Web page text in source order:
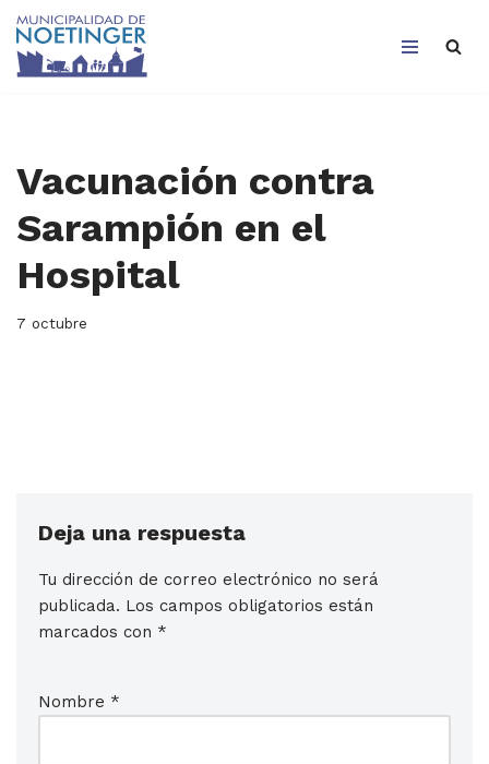
Saltar
Vacunación contra
Sarampión en el
Hospital
7 octubre
Deja una respuesta
Tu dirección de correo electrónico no será
publicada. Los campos obligatorios están
marcados con *
Nombre *